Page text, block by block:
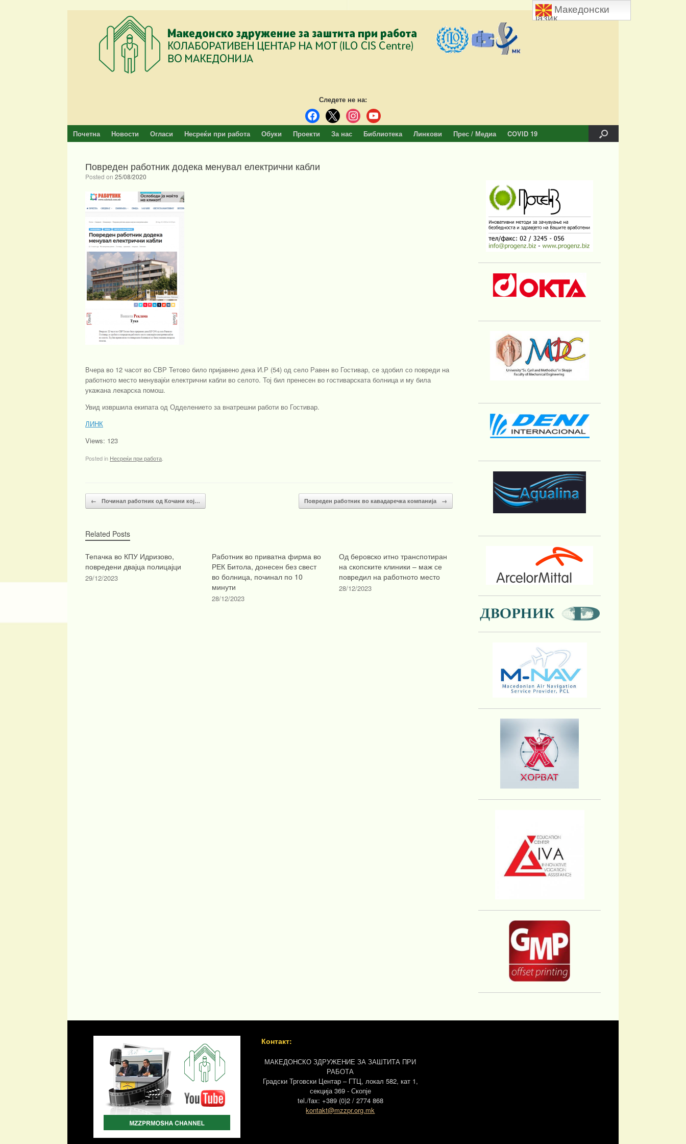
Следете не на:
facebook
x instagramyoutube
Почетна Новости Огласи Несреќи при работа Обуки Проекти За нас Библиотека Линкови Прес / Медиа COVID 19
Повреден работник додека менувал електрични кабли
Posted on 25/08/2020
Вчера во 12 часот во СВР Тетово било пријавено дека И.Р (54) од село Равен во Гостивар, се здобил со повреди на
работното место менувајќи електрични кабли во селото. Тој бил пренесен во гостиварската болница и му била
укажана лекарска помош.
Увид извршила екипата од Одделението за внатрешни работи во Гостивар.
ЛИНК
Views: 123
Posted in Несреќи при работа.
Post navigation
← Починал работник од Кочани кој… Повреден работник во кавадаречка компанија →
Related Posts
Тепачка во КПУ Идризово,
повредени двајца полицајци
29/12/2023
Работник во приватна фирма во
РЕК Битола, донесен без свест
во болница, починал по 10
минути
28/12/2023
Од беровско итно транспотиран
на скопските клиники – маж се
повредил на работното место
28/12/2023
Контакт:
МАКЕДОНСКО ЗДРУЖЕНИЕ ЗА ЗАШТИТА ПРИ
РАБОТА
Градски Трговски Центар – ГТЦ, локал 582, кат 1,
секција 369 - Скопје
tel./fax: +389 (0)2 / 2774 868
kontakt@mzzpr.org.mk
Македонски
јазик